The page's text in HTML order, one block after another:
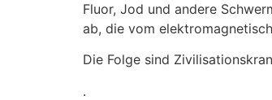
Fluor, Jod und andere
ab, die vom
Die Folge sind
.